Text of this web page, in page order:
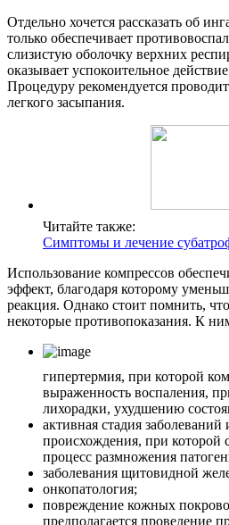
Отдельно хочется рассказать об
только обеспечивает
слизистую оболочку верхних
оказывает успокоительное
Процедуру рекомендуется
легкого засыпания.
Читайте также:
Симптомы и лечение
Использование компрессов
эффект, благодаря которому
реакция. Однако стоит помнить,
некоторые противопоказания. К
гипертермия, при которой
выраженность воспаления,
лихорадки, ухудшению
активная стадия
происхождения, при которой
процесс размножения
заболевания щитовидной
онкопатология;
повреждение кожных
предполагается проведение